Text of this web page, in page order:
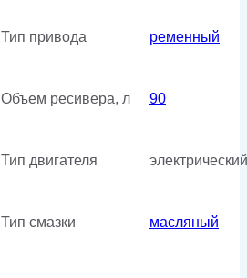
Тип привода ременный
Объем ресивера, л 90
Тип двигателя электрический
Тип смазки масляный